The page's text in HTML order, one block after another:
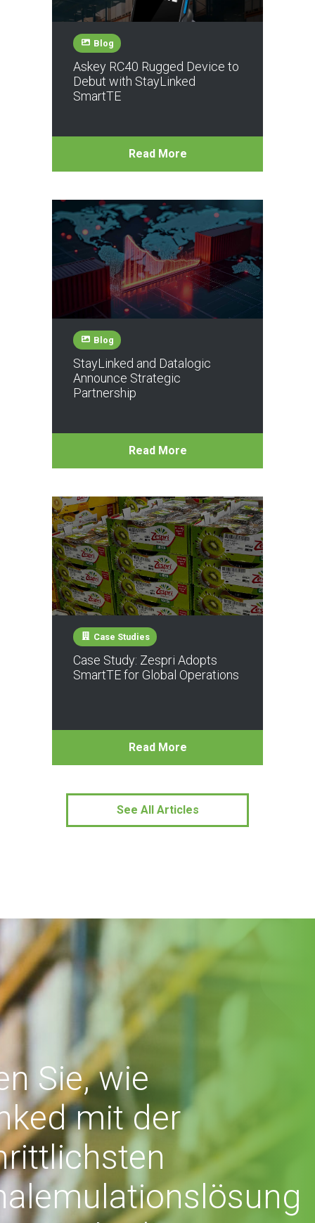
Blog
Askey RC40 Rugged Device to
Debut with StayLinked
SmartTE
Read More
Blog
StayLinked and Datalogic
Announce Strategic
Partnership
Read More
Case Studies
Case Study: Zespri Adopts
SmartTE for Global Operations
Read More
See All Articles
Sie, wie
mit der